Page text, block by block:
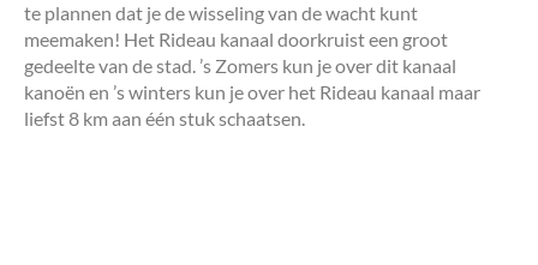
te plannen dat je de wisseling van de wacht kunt
meemaken! Het Rideau kanaal doorkruist een groot
gedeelte van de stad. ’s Zomers kun je over dit kanaal
kanoën en ’s winters kun je over het Rideau kanaal maar
liefst 8 km aan één stuk schaatsen.